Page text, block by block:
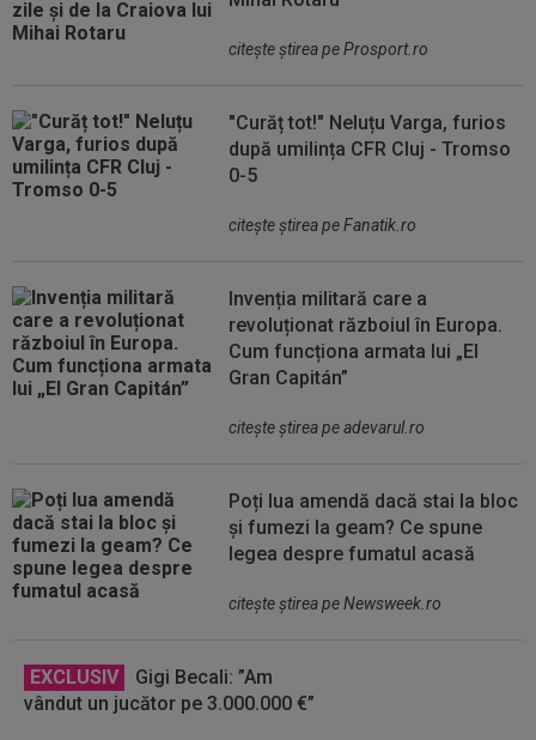
citeşte ştirea pe Prosport.ro
"Curăț tot!" Neluțu Varga, furios
după umilința CFR Cluj - Tromso
0-5
citeşte ştirea pe Fanatik.ro
Invenția militară care a
revoluționat războiul în Europa.
Cum funcționa armata lui „El
Gran Capitán”
citeşte ştirea pe adevarul.ro
Poți lua amendă dacă stai la bloc
și fumezi la geam? Ce spune
legea despre fumatul acasă
citeşte ştirea pe Newsweek.ro
EXCLUSIV
Gigi Becali: ”Am
vândut un jucător pe 3.000.000 €”